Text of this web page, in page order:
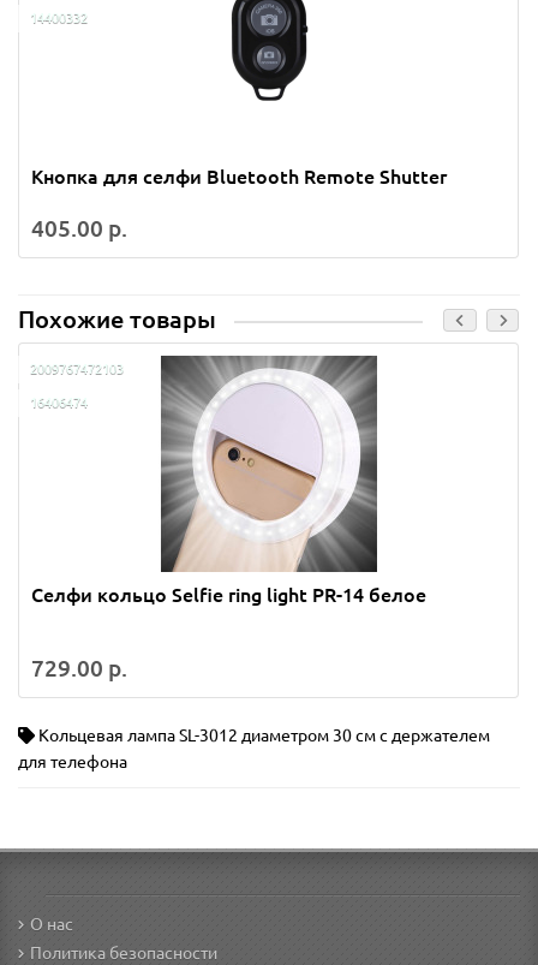
14400332
Кнопка для селфи Bluetooth Remote Shutter
405.00 р.
Похожие товары
2009767472103
16406474
Селфи кольцо Selfie ring light PR-14 белое
729.00 р.
Кольцевая лампа SL-3012 диаметром 30 см с держателем
для телефона
О нас
Политика безопасности